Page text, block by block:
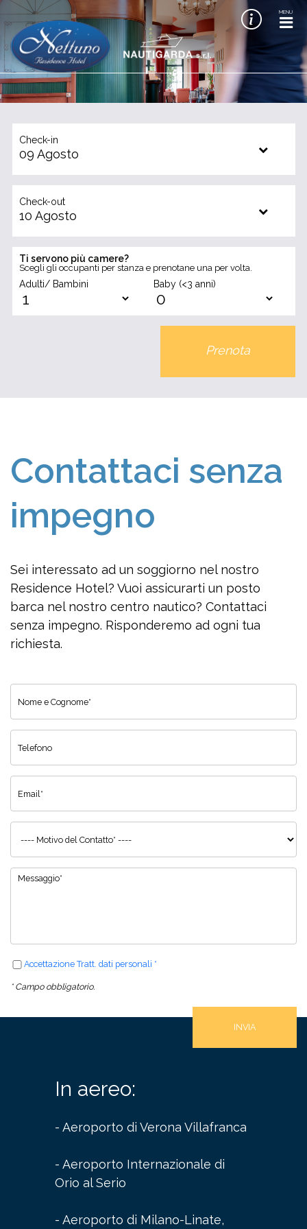
MENU
Check-in
09 Agosto
Check-out
10 Agosto
Ti servono più camere?
Scegli gli occupanti per stanza e prenotane una per volta.
Adulti/ Bambini Baby (<3 anni)
Prenota
Contattaci senza
impegno
Sei interessato ad un soggiorno nel nostro
Residence Hotel? Vuoi assicurarti un posto
barca nel nostro centro nautico? Contattaci
senza impegno. Risponderemo ad ogni tua
richiesta.
Accettazione Tratt. dati personali *
* Campo obbligatorio.
In aereo:
- Aeroporto di Verona Villafranca
- Aeroporto Internazionale di
Orio al Serio
- Aeroporto di Milano-Linate,